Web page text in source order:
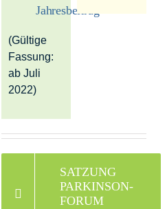
Jahresbeitrag
(Gültige
Fassung:
ab Juli
2022)
SATZUNG
PARKINSON-
FORUM